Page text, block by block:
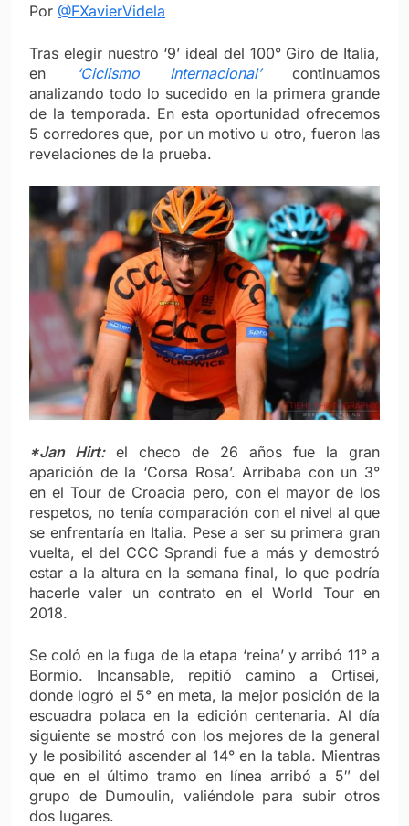
Por @FXavierVidela
Tras elegir nuestro ‘9’ ideal del 100° Giro de Italia,
en
‘Ciclismo Internacional’continuamos
analizando todo lo sucedido en la primera grande
de la temporada. En esta oportunidad ofrecemos
5 corredores que, por un motivo u otro, fueron las
revelaciones de la prueba.
*Jan Hirt:el checo de 26 años fue la gran
aparición de la ‘Corsa Rosa’. Arribaba con un 3°
en el Tour de Croacia pero, con el mayor de los
respetos, no tenía comparación con el nivel al que
se enfrentaría en Italia. Pese a ser su primera gran
vuelta, el del CCC Sprandi fue a más y demostró
estar a la altura en la semana final, lo que podría
hacerle valer un contrato en el World Tour en
2018.
Se coló en la fuga de la etapa ‘reina’ y arribó 11° a
Bormio. Incansable, repitió camino a Ortisei,
donde logró el 5° en meta, la mejor posición de la
escuadra polaca en la edición centenaria. Al día
siguiente se mostró con los mejores de la general
y le posibilitó ascender al 14° en la tabla. Mientras
que en el último tramo en línea arribó a 5″ del
grupo de Dumoulin, valiéndole para subir otros
dos lugares.